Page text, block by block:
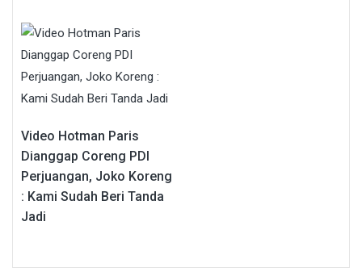
Video Hotman Paris
Dianggap Coreng PDI
Perjuangan, Joko Koreng
: Kami Sudah Beri Tanda
Jadi